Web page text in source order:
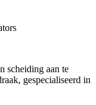
scheiding aan te
gespecialiseerd in